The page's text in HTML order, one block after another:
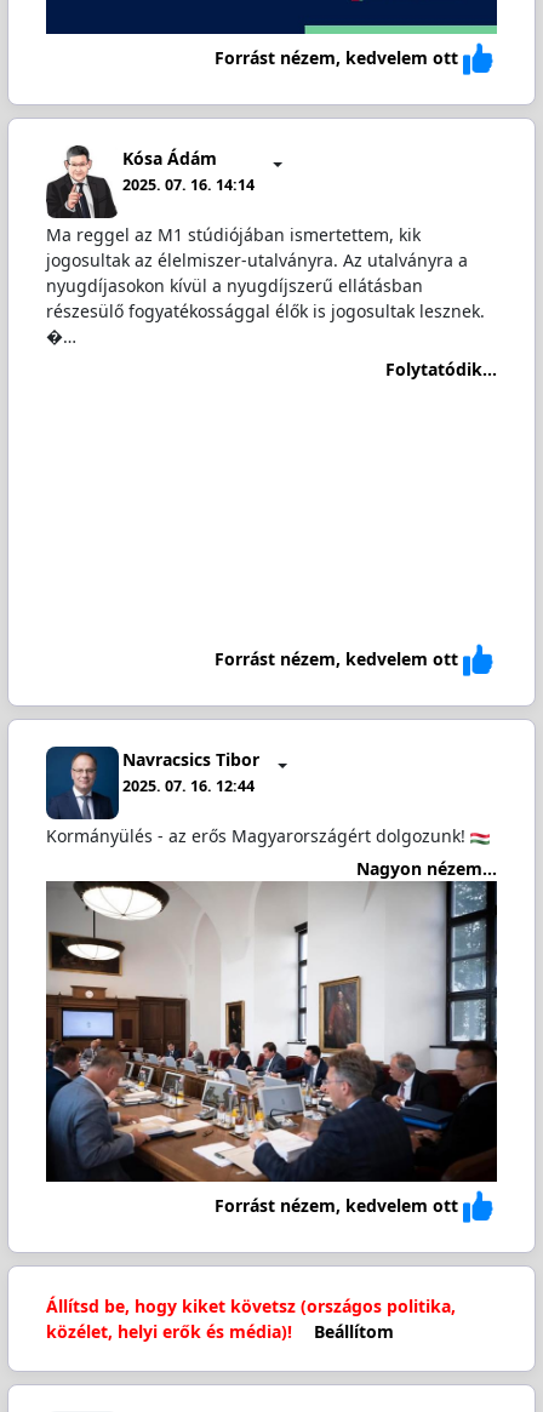
Forrást nézem, kedvelem ott
Kósa Ádám
2025. 07. 16. 14:14
Ma reggel az M1 stúdiójában ismertettem, kik
jogosultak az élelmiszer-utalványra. Az utalványra a
nyugdíjasokon kívül a nyugdíjszerű ellátásban
részesülő fogyatékossággal élők is jogosultak lesznek.
�…
Folytatódik...
Forrást nézem, kedvelem ott
Navracsics Tibor
2025. 07. 16. 12:44
Kormányülés - az erős Magyarországért dolgozunk!
Nagyon nézem...
Forrást nézem, kedvelem ott
Állítsd be, hogy kiket követsz (országos politika,
közélet, helyi erők és média)!
Beállítom